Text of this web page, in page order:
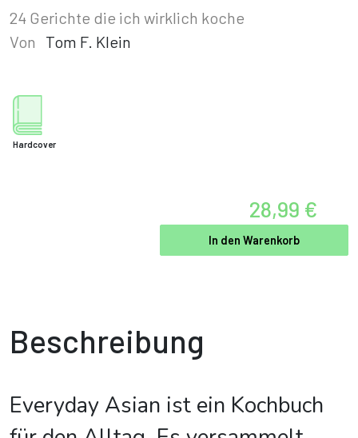
24 Gerichte die ich wirklich koche
Von
Tom F. Klein
Hardcover
28,99 €
In den Warenkorb
Beschreibung
Everyday Asian ist ein Kochbuch